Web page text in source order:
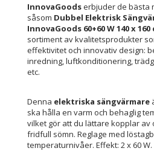
InnovaGoodserbjuder de bästa
såsom Dubbel Elektrisk
InnovaGoods 60+60 W 140 x 160
sortiment av kvalitetsprodukter
effektivitet och innovativ design:
inredning, luftkonditionering,
etc.
Denna elektriska sängvärmare
ska hålla en varm och behaglig
vilket gör att du lättare kopplar av
fridfull sömn. Reglage med
temperaturnivåer. Effekt: 2 x 60 W.